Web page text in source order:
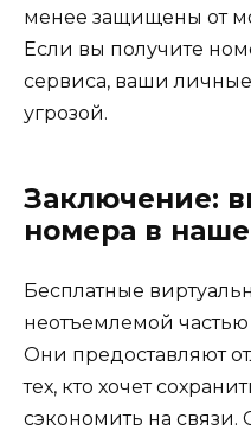
менее защищены от
Если вы получите
сервиса, ваши
угрозой.
Заключение:
номера в
Бесплатные
неотъемлемой
Они предоставляют
тех, кто хочет
сэкономить на